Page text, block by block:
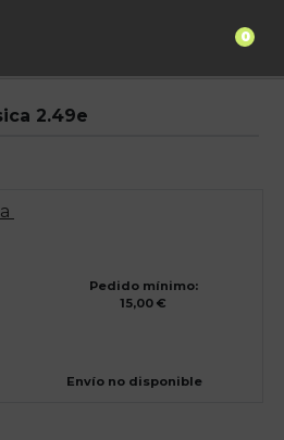
0
2.49e
Pedido mínimo:
15,00 €
Envío no disponible